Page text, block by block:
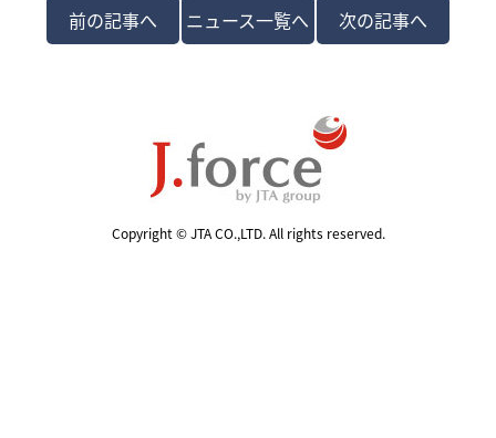
前の記事へ ニュース一覧へ 次の記事へ
Copyright © JTA CO.,LTD. All rights reserved.